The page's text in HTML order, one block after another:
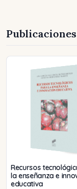
Recursos
la enseñanza e
educativa